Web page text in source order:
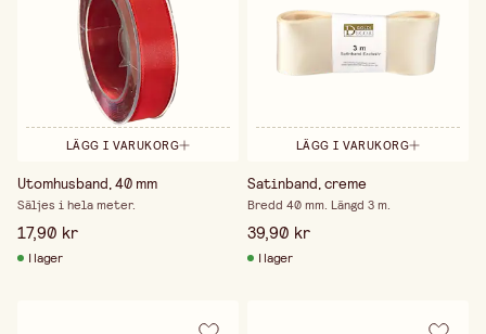
LÄGG I VARUKORG
Utomhusband, 40 mm
Säljes i hela meter.
17,90 kr
I lager
LÄGG I VARUKORG
Satinband, creme
Bredd 40 mm. Längd 3 m.
39,90 kr
I lager